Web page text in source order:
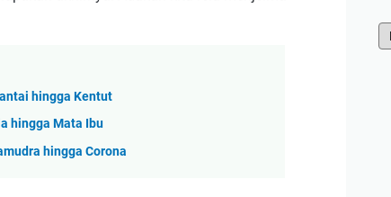
hingga Kentut
hingga Mata Ibu
hingga Corona